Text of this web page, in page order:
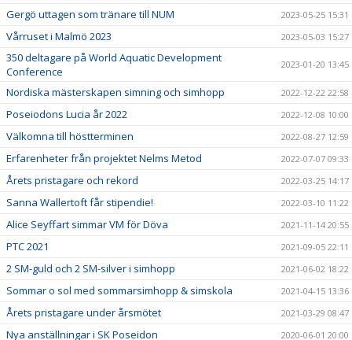
Gergö uttagen som tränare till NUM 2023-05-25 15:31
Vårruset i Malmö 2023 2023-05-03 15:27
350 deltagare på World Aquatic Development
Conference
2023-01-20 13:45
Nordiska mästerskapen simning och simhopp 2022-12-22 22:58
Poseiodons Lucia år 2022 2022-12-08 10:00
Välkomna till höstterminen 2022-08-27 12:59
Erfarenheter från projektet Nelms Metod 2022-07-07 09:33
Årets pristagare och rekord 2022-03-25 14:17
Sanna Wallertoft får stipendie! 2022-03-10 11:22
Alice Seyffart simmar VM för Döva 2021-11-14 20:55
PTC 2021 2021-09-05 22:11
2 SM-guld och 2 SM-silver i simhopp 2021-06-02 18:22
Sommar o sol med sommarsimhopp & simskola 2021-04-15 13:36
Årets pristagare under årsmötet 2021-03-29 08:47
Nya anställningar i SK Poseidon 2020-06-01 20:00